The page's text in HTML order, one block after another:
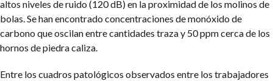
altos niveles de ruido (120 dB) en la proximidad de los molinos de
bolas. Se han encontrado concentraciones de monóxido de
carbono que oscilan entre cantidades traza y 50 ppm cerca de los
hornos de piedra caliza.
Entre los cuadros patológicos observados entre los trabajadores